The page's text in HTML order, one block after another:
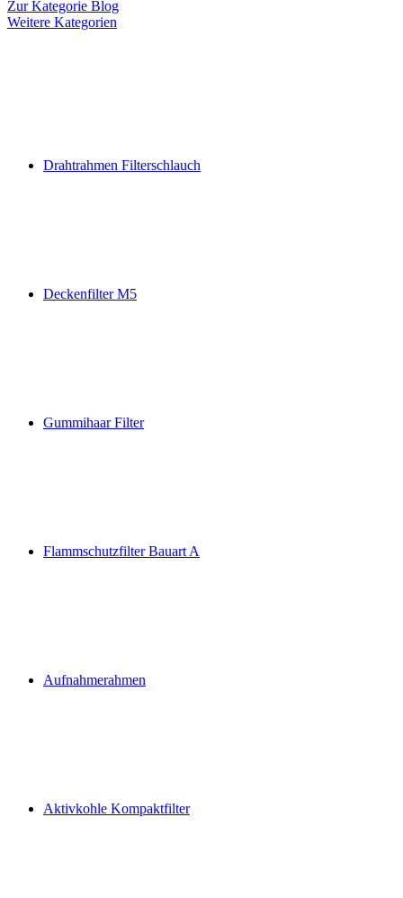
Zur Kategorie Blog
Weitere Kategorien
Drahtrahmen Filterschlauch
Deckenfilter M5
Gummihaar Filter
Flammschutzfilter Bauart A
Aufnahmerahmen
Aktivkohle Kompaktfilter